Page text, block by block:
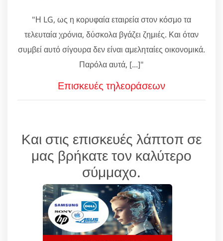
"Η LG, ως η κορυφαία εταιρεία στον κόσμο τα
τελευταία χρόνια, δύσκολα βγάζει ζημιές. Και όταν
συμβεί αυτό σίγουρα δεν είναι αμεληταίες οικονομικά.
Παρόλα αυτά, [...]"
Επισκευές τηλεοράσεων
Και στις επισκευές λάπτοπ σε
μας βρήκατε τον καλύτερο
σύμμαχο.